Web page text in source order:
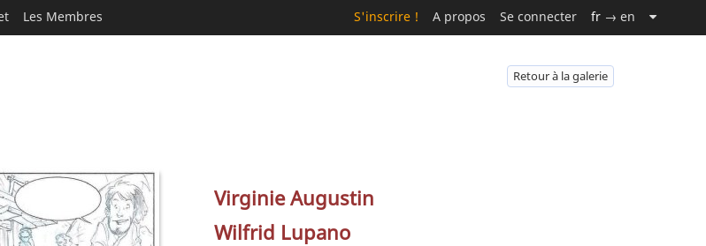
Les Membres S'inscrire ! A propos Se connecter fr → en
Retour à la galerie
Virginie Augustin
Wilfrid Lupano